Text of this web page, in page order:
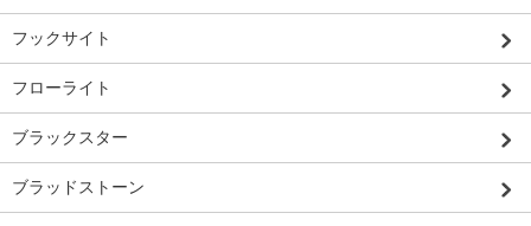
フックサイト
フローライト
ブラックスター
ブラッドストーン